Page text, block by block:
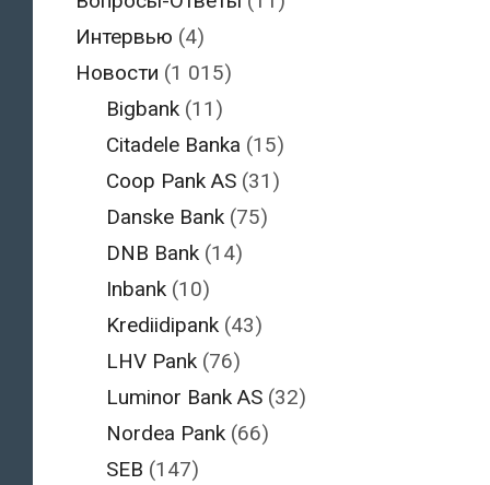
Интервью (4)
Новости (1 015)
Bigbank (11)
Citadele Banka (15)
Coop Pank AS (31)
Danske Bank (75)
DNB Bank (14)
Inbank (10)
Krediidipank (43)
LHV Pank (76)
Luminor Bank AS (32)
Nordea Pank (66)
SEB (147)